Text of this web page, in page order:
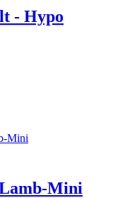
- Hypo
Mini